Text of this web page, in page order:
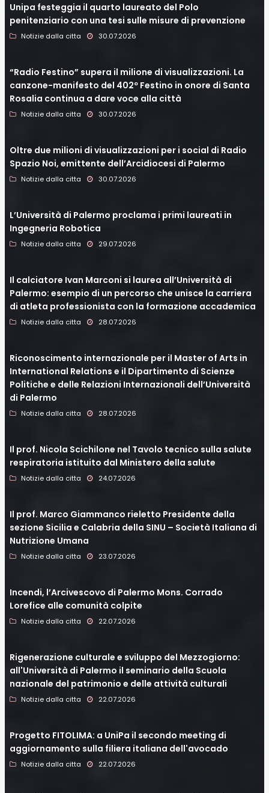
Unipa festeggia il quarto laureato del Polo
penitenziario con una tesi sulle misure di prevenzione
Notizie dalla citta 30.07.2026
“Radio Festino” supera il milione di visualizzazioni. La
canzone-manifesto del 402º Festino in onore di Santa
Rosalia continua a dare voce alla città
Notizie dalla citta 30.07.2026
Oltre due milioni di visualizzazioni per i social di Radio
Spazio Noi, emittente dell’Arcidiocesi di Palermo
Notizie dalla citta 30.07.2026
L’Università di Palermo proclama i primi laureati in
Ingegneria Robotica
Notizie dalla citta 29.07.2026
Il calciatore Ivan Marconi si laurea all’Università di
Palermo: esempio di un percorso che unisce la carriera
di atleta professionista con la formazione accademica
Notizie dalla citta 28.07.2026
Riconoscimento internazionale per il Master of Arts in
International Relations e il Dipartimento di Scienze
Politiche e delle Relazioni Internazionali dell’Università
di Palermo
Notizie dalla citta 28.07.2026
Il prof. Nicola Scichilone nel Tavolo tecnico sulla salute
respiratoria istituito dal Ministero della salute
Notizie dalla citta 24.07.2026
Il prof. Marco Giammanco rieletto Presidente della
sezione Sicilia e Calabria della SINU – Società Italiana di
Nutrizione Umana
Notizie dalla citta 23.07.2026
Incendi, l’Arcivescovo di Palermo Mons. Corrado
Lorefice alle comunità colpite
Notizie dalla citta 22.07.2026
Rigenerazione culturale e sviluppo del Mezzogiorno:
all'Università di Palermo il seminario della Scuola
nazionale del patrimonio e delle attività culturali
Notizie dalla citta 22.07.2026
Progetto FITOLIMA: a UniPa il secondo meeting di
aggiornamento sulla filiera italiana dell'avocado
Notizie dalla citta 22.07.2026